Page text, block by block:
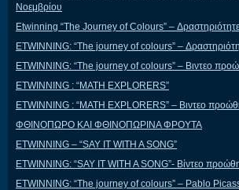
Νοεμβρίου
Etwinning “The Journey of Colours” –
ETWINNING: “The journey of colours” –
ETWINNING: “The journey of colours” – Βιντεο
ETWINNING : “MATH EXPLORERS”
ETWINNING : “MATH EXPLORERS” – Βιντεο
ΦΘΙΝΟΠΩΡΟ ΚΑΙ ΦΘΙΝΟΠΩΡΙΝΑ ΦΡΟΥΤΑ
ETWINNING – “SAY IT WITH A SONG”
ETWINNING: “SAY IT WITH A SONG”- Βίντεο
ETWINNING: “The journey of colours” – Pablo